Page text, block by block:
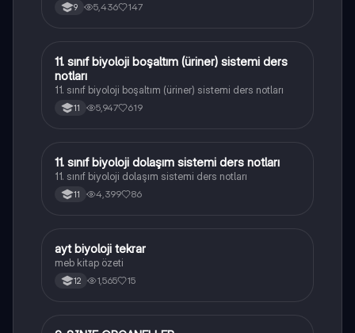
9 5,436 147
Biyoloji
11. sınıf biyoloji boşaltım (üriner) sistemi ders
notları
11. sınıf biyoloji boşaltım (üriner) sistemi ders notları
11 5,947 619
Biyoloji
11. sınıf biyoloji dolaşım sistemi ders notları
11. sınıf biyoloji dolaşım sistemi ders notları
11 4,399 86
Biyoloji
ayt biyoloji tekrar
meb kitap özeti
12 1,565 15